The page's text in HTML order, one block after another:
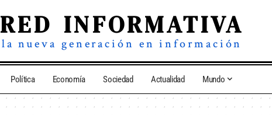
RED INFORMATIVA
la nueva generación en información
Política Economía Sociedad Actualidad Mundo